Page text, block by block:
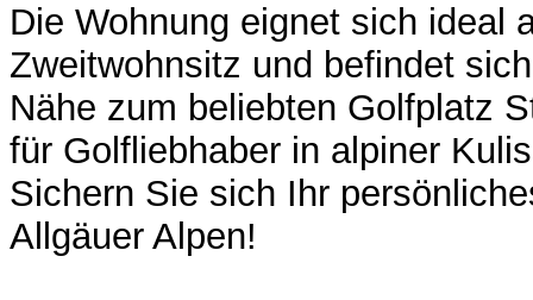
Die Wohnung eignet sich ideal
Zweitwohnsitz und befindet
Nähe zum beliebten Golfplatz
für Golfliebhaber in alpiner
Sichern Sie sich Ihr
Allgäuer Alpen!